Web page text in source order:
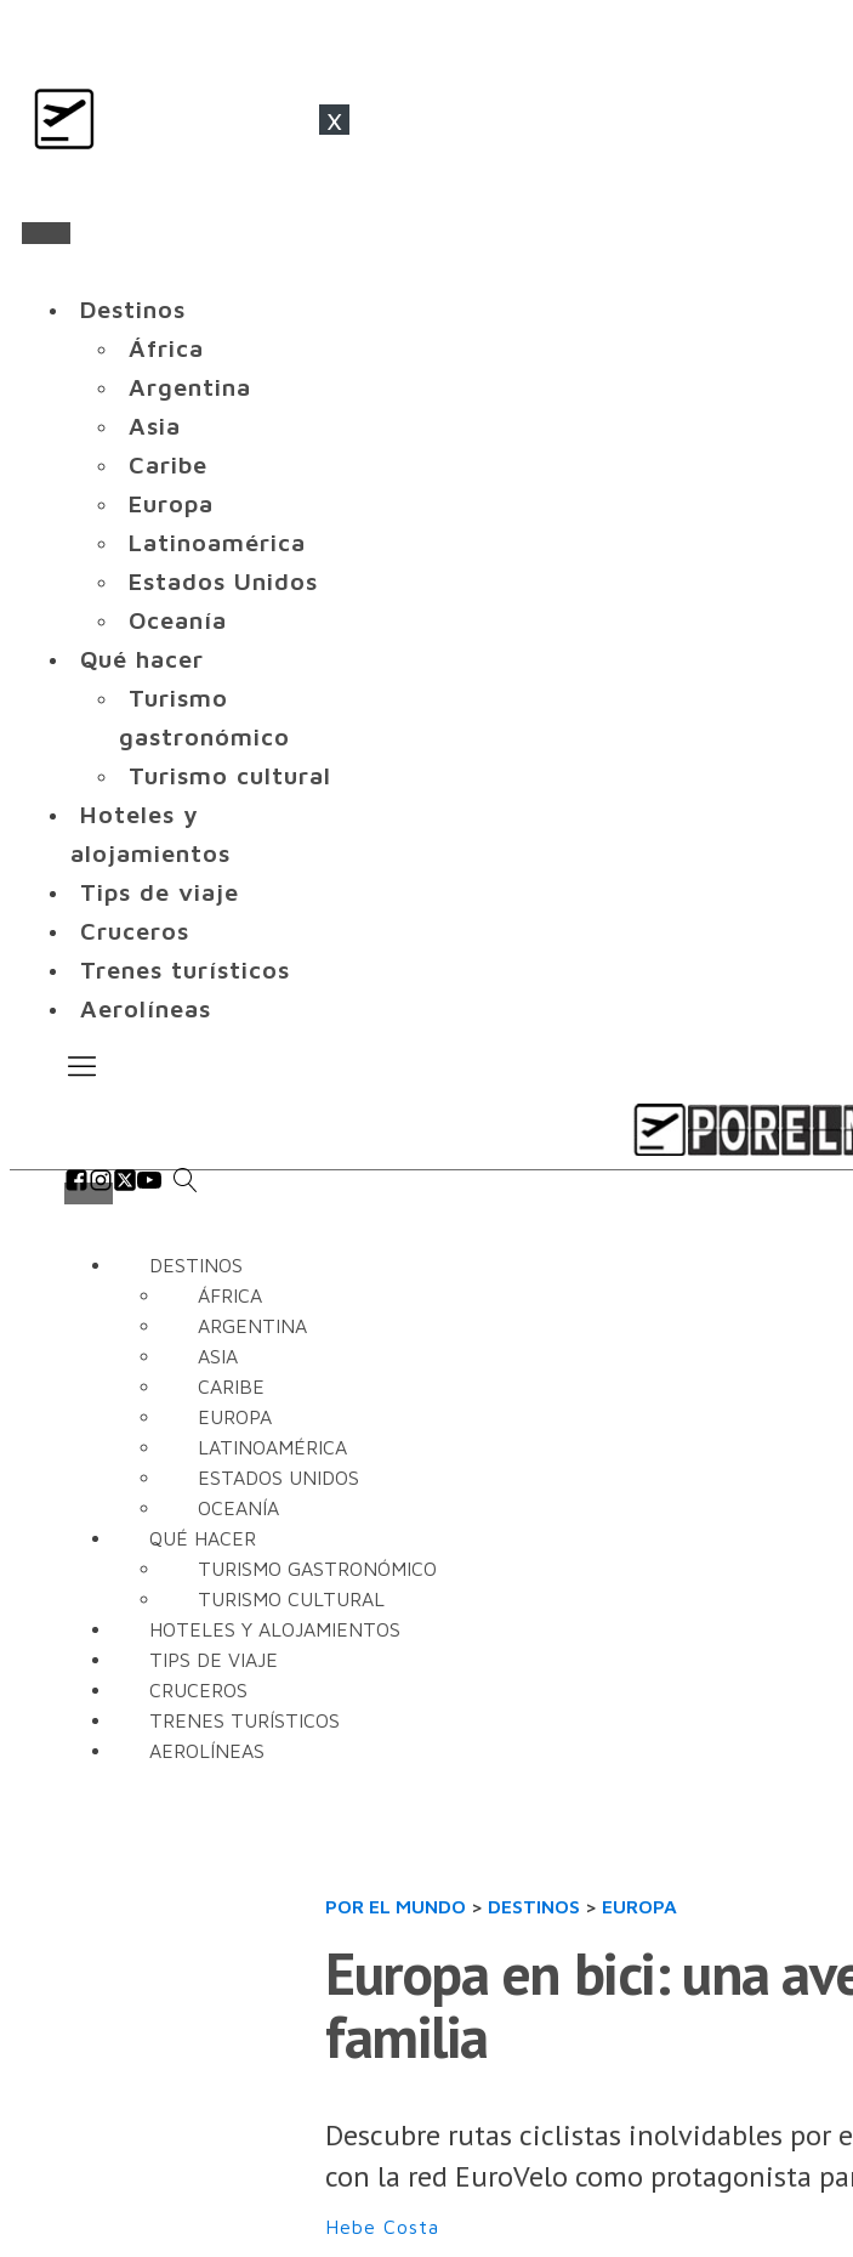
x
Destinos
África
Argentina
Asia
Caribe
Europa
Latinoamérica
Estados Unidos
Oceanía
Qué hacer
Turismo
gastronómico
Turismo cultural
Hoteles y
alojamientos
Tips de viaje
Cruceros
Trenes turísticos
Aerolíneas
DESTINOS
ÁFRICA
ARGENTINA
ASIA
CARIBE
EUROPA
LATINOAMÉRICA
ESTADOS UNIDOS
OCEANÍA
QUÉ HACER
TURISMO GASTRONÓMICO
TURISMO CULTURAL
HOTELES Y ALOJAMIENTOS
TIPS DE VIAJE
CRUCEROS
TRENES TURÍSTICOS
AEROLÍNEAS
POR EL MUNDO > DESTINOS > EUROPA
Europa en bici: una
familia
Descubre rutas ciclistas inolvidables por
con la red EuroVelo como protagonista
Hebe Costa